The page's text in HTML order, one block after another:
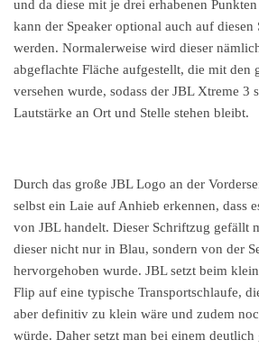
und da diese mit je drei erhabenen
kann der Speaker optional auch auf diesen
werden. Normalerweise wird dieser
abgeflachte Fläche aufgestellt, die mit den
versehen wurde, sodass der JBL Xtreme 3
Lautstärke an Ort und Stelle stehen bleibt.
Durch das große JBL Logo an der
selbst ein Laie auf Anhieb erkennen, dass
von JBL handelt. Dieser Schriftzug gefällt
dieser nicht nur in Blau, sondern von der
hervorgehoben wurde. JBL setzt beim
Flip auf eine typische Transportschlaufe,
aber definitiv zu klein wäre und zudem
würde. Daher setzt man bei einem deutlich